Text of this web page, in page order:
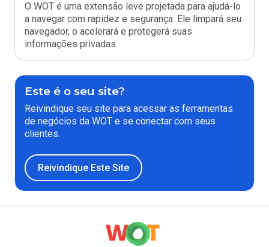
O WOT é uma extensão leve projetada para ajudá-lo
a navegar com rapidez e segurança. Ele limpará seu
navegador, o acelerará e protegerá suas
informações privadas.
Este é o seu site?
Reivindique seu site para acessar as ferramentas
de negócios da WOT e se conectar com seus
clientes.
Reivindique Este Site